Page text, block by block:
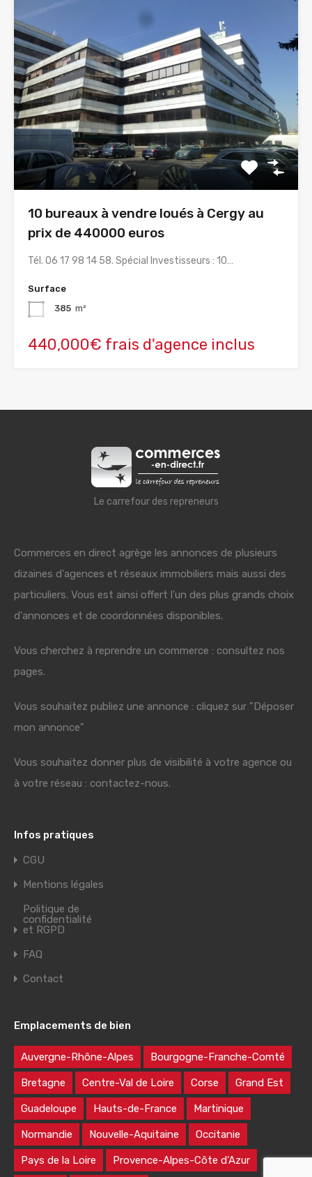
10 bureaux à vendre loués à Cergy au
prix de 440000 euros
Tél. 06 17 98 14 58. Spécial Investisseurs : 10…
Surface
385 m²
440,000€ frais d'agence inclus
Le carrefour des repreneurs
Commerces en direct agrège les annonces de plusieurs
dizaines d'agences et réseaux immobiliers mais aussi des
particuliers. Vous est ainsi offert l'un des plus grands choix
d'annonces et de coordonnées disponibles.
Vous cherchez à reprendre un commerce : consultez nos
pages.
Vous souhaitez publiez une annonce : cliquez sur "Déposer
mon annonce"
Vous souhaitez donner plus de visibilité à votre agence ou
à votre réseau : contactez-nous.
Infos pratiques
CGU
Mentions légales
Politique de
confidentialité
et RGPD
FAQ
Contact
Emplacements de bien
Auvergne-Rhône-Alpes Bourgogne-Franche-Comté
Bretagne Centre-Val de Loire Corse Grand Est
Guadeloupe Hauts-de-France Martinique
Normandie Nouvelle-Aquitaine Occitanie
Pays de la Loire Provence-Alpes-Côte d’Azur